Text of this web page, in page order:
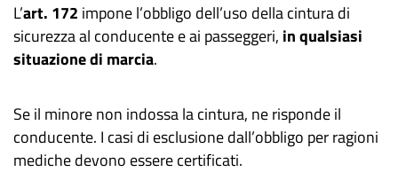
L’art. 172 impone l’obbligo dell’uso della cintura di
sicurezza al conducente e ai passeggeri, in qualsiasi
situazione di marcia.
Se il minore non indossa la cintura, ne risponde il
conducente. I casi di esclusione dall’obbligo per ragioni
mediche devono essere certificati.